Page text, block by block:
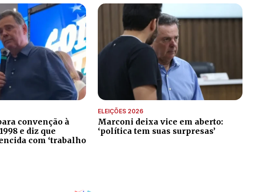
convenção à
e diz que
com ‘trabalho
ELEIÇÕES 2026
Marconi deixa vice em aberto:
‘política tem suas surpresas’